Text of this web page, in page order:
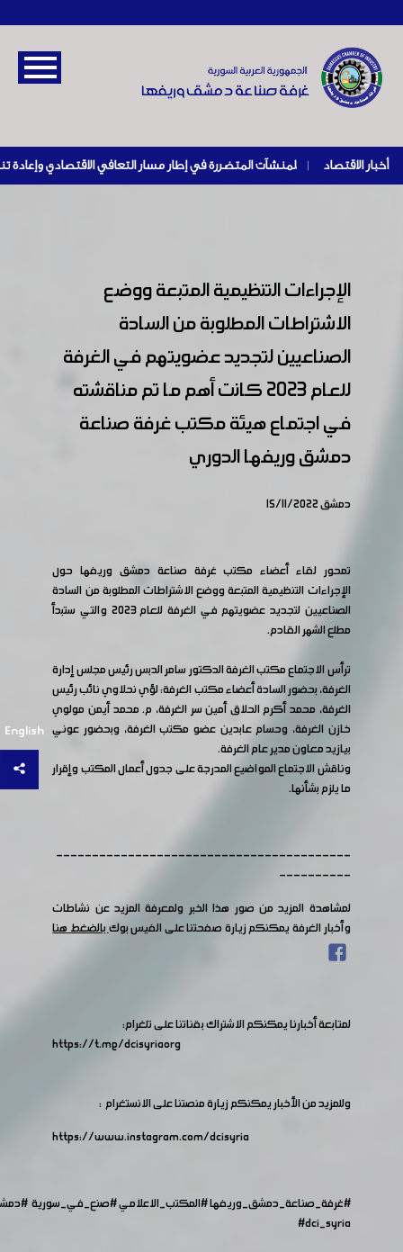
أخبار الاقتصاد |
English
الإجراءات التنظيمية المتبعة ووضع
الاشتراطات المطلوبة من السادة
الصناعيين لتجديد عضويتهم في الغرفة
للعام 2023 كانت أهم ما تم مناقشته
في اجتماع هيئة مكتب غرفة صناعة
دمشق وريفها الدوري
دمشق 15/11/2022
تمحور لقاء أعضاء مكتب غرفة صناعة دمشق وريفها حول
الإجراءات التنظيمية المتبعة ووضع الاشتراطات المطلوبة من السادة
الصناعيين لتجديد عضويتهم في الغرفة للعام 2023 والتي ستبدأ
مطلع الشهر القادم.
ترأس الاجتماع مكتب الغرفة الدكتور سامر الدبس رئيس مجلس إدارة
الغرفة، بحضور السادة أعضاء مكتب الغرفة: لؤي نحلاوي نائب رئيس
الغرفة، محمد أكرم الحلاق أمين سر الغرفة، م. محمد أيمن مولوي
خازن الغرفة، وحسام عابدين عضو مكتب الغرفة، وبحضور عوني
بيازيد معاون مدير عام الغرفة.
وناقش الاجتماع المواضيع المدرجة على جدول أعمال المكتب وإقرار
ما يلزم بشأنها.
-----------------------------------------
----------
لمشاهدة المزيد من صور هذا الخبر ولمعرفة المزيد عن نشاطات
وأخبار الغرفة يمكنكم زيارة صفحتنا على الفيس بوكبالضغط هنا
لمتابعة أخبارنا يمكنكم الاشتراك بقناتنا على تلغرام:
https://t.me/dcisyriaorg
وللمزيد من الأخبار يمكنكم زيارة منصتنا على الانستغرام :
https://www.instagram.com/dcisyria​
#غرفة_صناعة_دمشق_وريفها#المكتب_الاعلامي#صنع_في_سورية
#dci_syria